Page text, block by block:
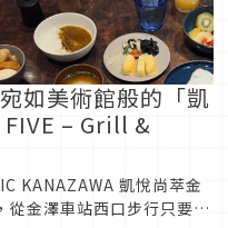
如美術館般的「凱
– Grill &
KANAZAWA 凱悅尚萃金
從金澤車站西口步行只要2